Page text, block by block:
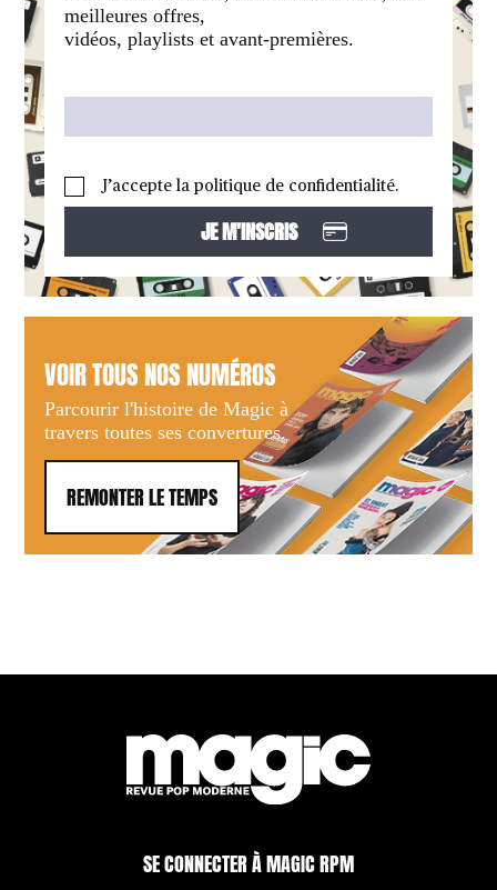
meilleures offres,
vidéos, playlists et avant-premières.
J’accepte la politique de confidentialité.
VOIR TOUS NOS NUMÉROS
Parcourir l'histoire de Magic à
travers toutes ses convertures.
REMONTER LE TEMPS
SE CONNECTER À MAGIC RPM